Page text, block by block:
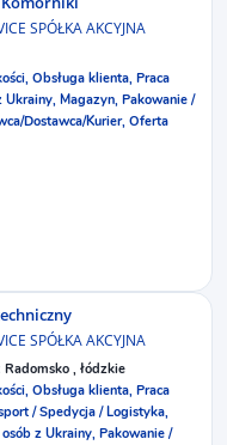
SPÓŁKA AKCYJNA
Obsługa klienta, Praca
Ukrainy, Magazyn, Pakowanie /
Dostawca/Kurier, Oferta
SPÓŁKA AKCYJNA
Radomsko , łódzkie
Obsługa klienta, Praca
/ Spedycja / Logistyka,
z Ukrainy, Pakowanie /